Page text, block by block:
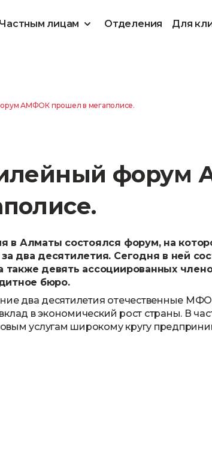
Частным лицам Отделения Для
АМФОК прошел в мегаполисе.
форум
в Алматы состоялся форум, на
два десятилетия. Сегодня в ней
также девять ассоциированных
бюро.
два десятилетия отечественные
в экономический рост страны. В
услугам широкому кругу